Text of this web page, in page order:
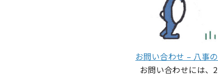
お問い合わせ – 八事
お問い合わせには、